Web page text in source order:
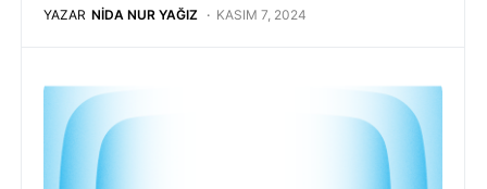
YAZAR NIDA NUR YAĞIZ KASIM 7, 2024